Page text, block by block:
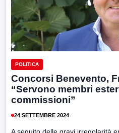
POLITICA
Concorsi Benevento,
“Servono membri
commissioni”
24 SETTEMBRE 2024